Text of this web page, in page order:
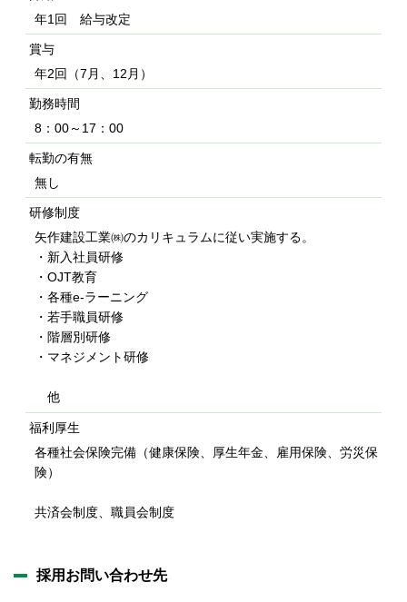
年1回 給与改定
賞与
年2回（7月、12月）
勤務時間
8：00～17：00
転勤の有無
無し
研修制度
矢作建設工業㈱のカリキュラムに従い実施する。
・新入社員研修
・OJT教育
・各種e-ラーニング
・若手職員研修
・階層別研修
・マネジメント研修
他
福利厚生
各種社会保険完備（健康保険、厚生年金、雇用保険、労災保
険）
共済会制度、職員会制度
採用お問い合わせ先